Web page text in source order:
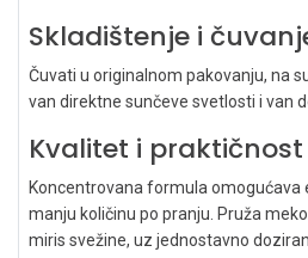
Skladištenje i
Čuvati u originalnom pakovanju, na
van direktne sunčeve svetlosti i van
Kvalitet i praktičnost
Koncentrovana formula omogućava
manju količinu po pranju. Pruža
miris svežine, uz jednostavno